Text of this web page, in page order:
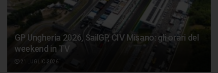
GP Ungheria 2026, SailGP, CIV Misano: gli orari del
weekend in TV
21 LUGLIO 2026